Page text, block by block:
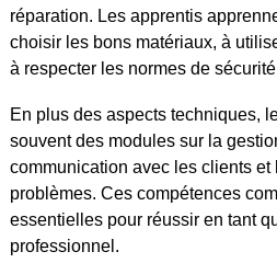
réparation. Les apprentis
choisir les bons matériaux, à
à respecter les normes de
En plus des aspects techniques,
souvent des modules sur la
communication avec les clients
problèmes. Ces compétences
essentielles pour réussir en tant
professionnel.